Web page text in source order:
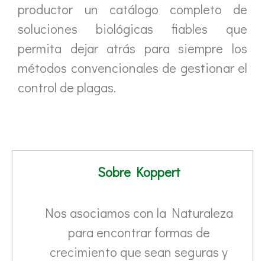
productor un catálogo completo de
soluciones biológicas fiables que
permita dejar atrás para siempre los
métodos convencionales de gestionar el
control de plagas.
Sobre Koppert
Nos asociamos con la Naturaleza
para encontrar formas de
crecimiento que sean seguras y